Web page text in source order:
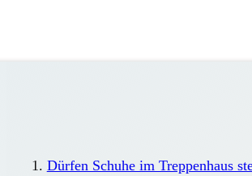
Dürfen Schuhe im Treppenhaus